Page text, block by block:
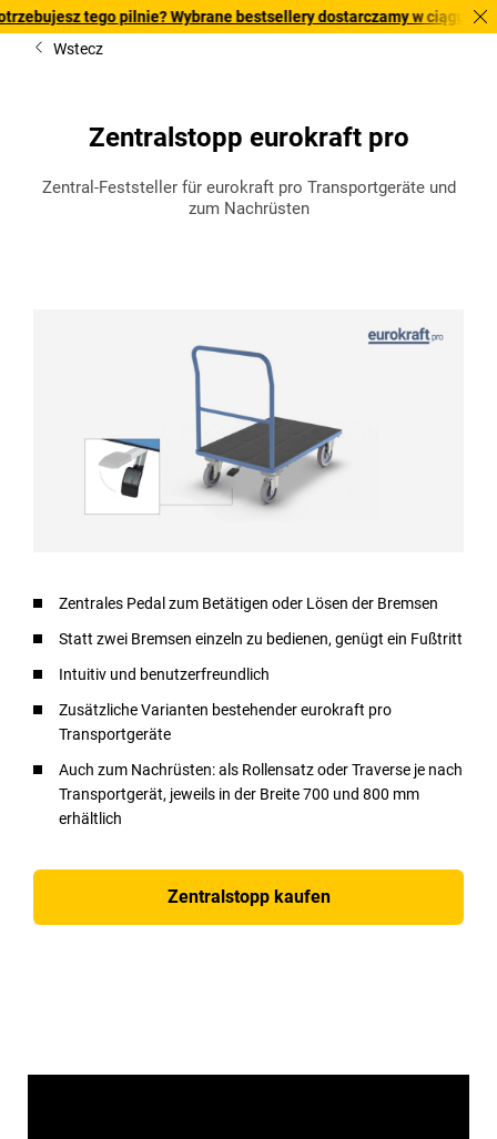
tego pilnie? Wybrane bestsellery dostarczamy w ciągu 2-3 dni
Wstecz
Zentralstopp eurokraft pro
Zentral-Feststeller für eurokraft pro Transportgeräte und
zum Nachrüsten
Zentrales Pedal zum Betätigen oder Lösen der Bremsen
Statt zwei Bremsen einzeln zu bedienen, genügt ein Fußtritt
Intuitiv und benutzerfreundlich
Zusätzliche Varianten bestehender eurokraft pro
Transportgeräte
Auch zum Nachrüsten: als Rollensatz oder Traverse je nach
Transportgerät, jeweils in der Breite 700 und 800 mm
erhältlich
Zentralstopp kaufen